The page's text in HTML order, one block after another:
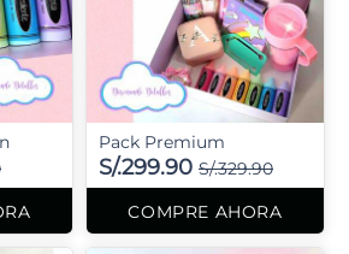
Pack Premium
S/.299.90 S/.329.90
COMPRE AHORA